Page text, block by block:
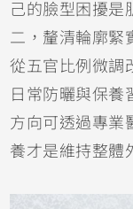
己的臉型困擾是
二，釐清輪廓緊
從五官比例微調
日常防曬與保養
方向可透過專業
養才是維持整體